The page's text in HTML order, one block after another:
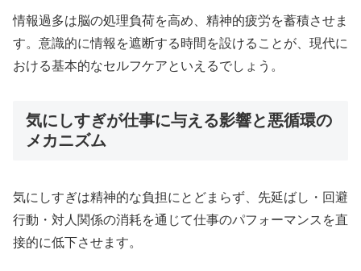
情報過多は脳の処理負荷を高め、精神的疲労を蓄積させま
す。意識的に情報を遮断する時間を設けることが、現代に
おける基本的なセルフケアといえるでしょう。
気にしすぎが仕事に与える影響と悪循環の
メカニズム
気にしすぎは精神的な負担にとどまらず、先延ばし・回避
行動・対人関係の消耗を通じて仕事のパフォーマンスを直
接的に低下させます。